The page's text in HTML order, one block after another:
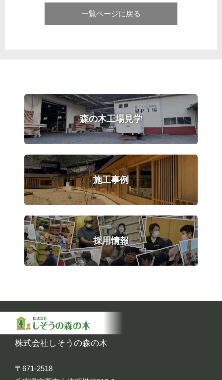
一覧ページに戻る
森の木工場見学
施工事例
採用情報
株式会社しそうの森の木
〒671-2518